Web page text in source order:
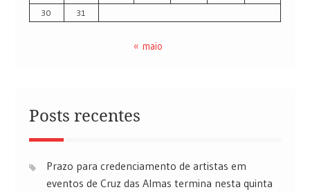
30
31
« maio
Posts recentes
Prazo para credenciamento de artistas em
eventos de Cruz das Almas termina nesta quinta